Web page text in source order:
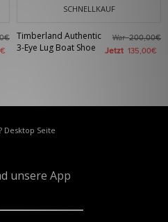
SCHNELLKAUF
Timberland Authentic
3-Eye Lug Boat Shoe
War200,00€
Jetzt 135,00€
Desktop Seite
unsere App